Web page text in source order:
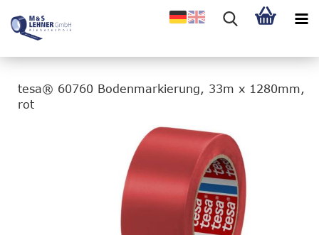
tesa® 60760 Bodenmarkierung, 33m x 1280mm,
rot